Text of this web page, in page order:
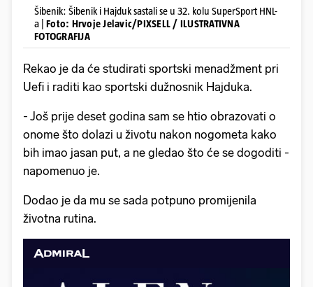
Šibenik: Šibenik i Hajduk sastali se u 32. kolu SuperSport HNL-
a | Foto: Hrvoje Jelavic/PIXSELL / ILUSTRATIVNA
FOTOGRAFIJA
Rekao je da će studirati sportski menadžment pri
Uefi i raditi kao sportski dužnosnik Hajduka.
- Još prije deset godina sam se htio obrazovati o
onome što dolazi u životu nakon nogometa kako
bih imao jasan put, a ne gledao što će se dogoditi -
napomenuo je.
Dodao je da mu se sada potpuno promijenila
životna rutina.